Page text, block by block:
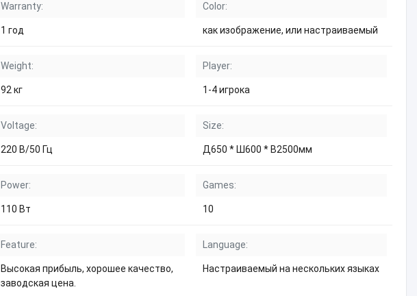
Warranty:
1 год
Color:
как изображение, или настраиваемый
Weight:
92 кг
Player:
1-4 игрока
Voltage:
220 В/50 Гц
Size:
Д650 * Ш600 * В2500мм
Power:
110 Вт
Games:
10
Feature:
Высокая прибыль, хорошее качество,
заводская цена.
Language:
Настраиваемый на нескольких языках